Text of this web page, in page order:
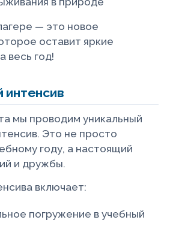
— это новое
оставит яркие
весь год!
интенсив
мы проводим уникальный
Это не просто
году, а настоящий
и дружбы.
включает:
погружение в учебный